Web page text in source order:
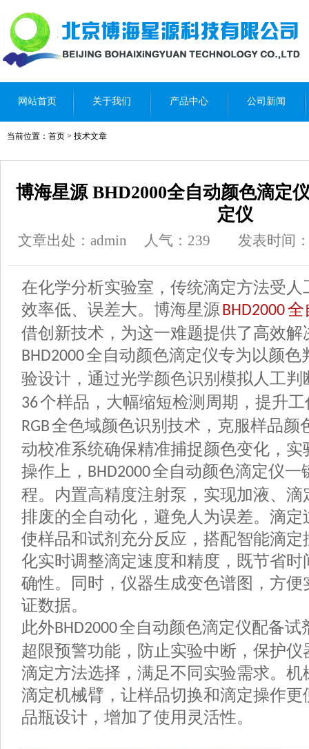
网站首页 关于我们 产品中心 公司新闻
当前位置： 首页 > 技术文章
博海星源 BHD2000全自动颜色滴定
定仪
文章出处：admin 人气： 239 发表时间
在化学分析实验室，传统滴定方法受人
效率低、误差大。博海星源 BHD2000全
借创新技术，为这一难题提供了高效解
BHD2000全自动颜色滴定仪专为以颜色
验设计，通过光学颜色识别模拟人工
36个样品，大幅缩短检测周期，提升
RGB全色域颜色识别技术，克服样品颜
动校准系统确保精准捕捉颜色变化，实
操作上， BHD2000全自动颜色滴定仪一
程。内置高精度注射泵，实现加液、滴
排废的全自动化，避免人为误差。滴定
使样品和试剂充分反应，搭配智能滴定
化实时调整滴定速度和精度，既节省时
确性。同时，仪器生成变色谱图，方便
证数据。
此外BHD2000全自动颜色滴定仪配备试
超限预警功能，防止实验中断，保护
滴定方法选择，满足不同实验需求。机
滴定机械臂，让样品切换和滴定操作更
品瓶设计，增加了使用灵活性。